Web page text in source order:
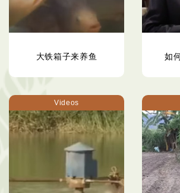
大铁箱子来养鱼 如
Videos